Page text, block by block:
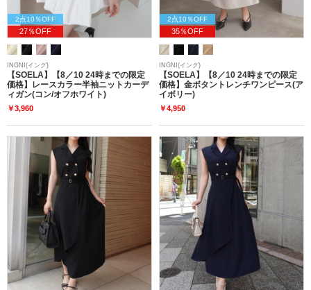
2点10％OFF
27％OFF
INGNI(イング)
【SOELA】【8／10 24時までの限定
価格】レースカラー半袖ニットカーデ
ィガン(コン/オフホワイト)
￥3,960
2点10％OFF
35％OFF
INGNI(イング)
【SOELA】【8／10 24時までの限定
価格】金ボタントレンチワンピース(ア
イボリー)
￥4,950